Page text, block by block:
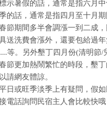
示暑假的話，通常是指六月
的話，通常是指四月至十月期
節期間多半會調漲一到二成
送洗費會漲外，還要包給過
等。另外墾丁四月份(清明節/
節更加熱鬧繁忙的時段，墾
請網友體諒。
日或旺季淡季上有疑問，假
電話詢問民宿主人會比較快哦